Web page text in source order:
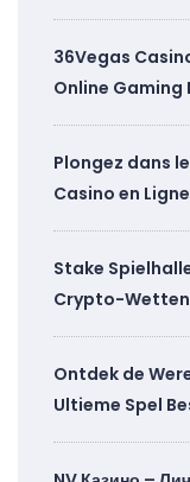
36Vegas
Online Gaming
Plongez dans
Casino en Ligne
Stake
Crypto-
Ontdek de
Ultieme Spel